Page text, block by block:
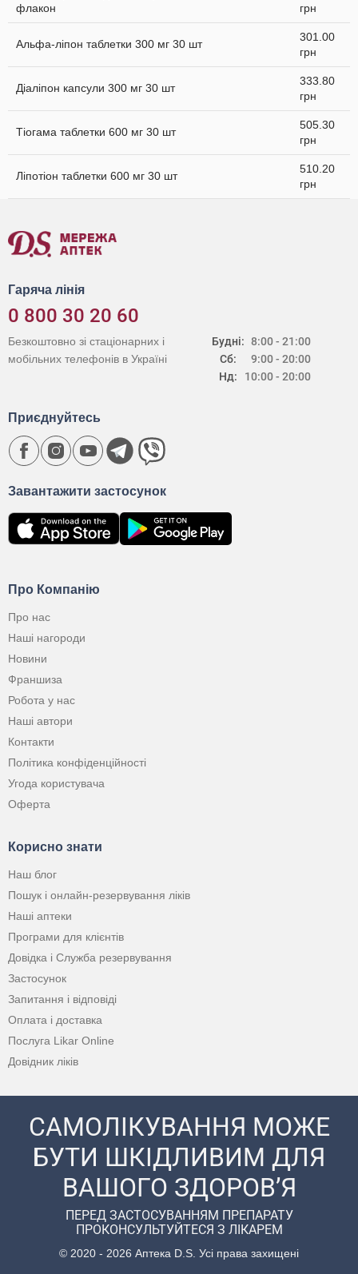
флакон
грн
Альфа-ліпон таблетки 300 мг 30 шт
301.00
грн
Діаліпон капсули 300 мг 30 шт
333.80
грн
Тіогама таблетки 600 мг 30 шт
505.30
грн
Ліпотіон таблетки 600 мг 30 шт
510.20
грн
Гаряча лінія
0 800 30 20 60
Будні:
Сб:
Нд:
8:00 - 21:00
9:00 - 20:00
10:00 - 20:00
Безкоштовно зі стаціонарних і
мобільних телефонів в Україні
Про Компанію
Про нас
Наші нагороди
Новини
Франшиза
Робота у нас
Наші автори
Контакти
Політика конфіденційності
Угода користувача
Оферта
Корисно знати
Наш блог
Пошук і онлайн-резервування ліків
Наші аптеки
Програми для клієнтів
Довідка і Служба резервування
Застосунок
Запитання і відповіді
Оплата і доставка
Послуга Likar Online
Довідник ліків
Завантажити застосунок
Приєднуйтесь
САМОЛІКУВАННЯ МОЖЕ
БУТИ ШКІДЛИВИМ ДЛЯ
ВАШОГО ЗДОРОВ’Я
ПЕРЕД ЗАСТОСУВАННЯМ ПРЕПАРАТУ
ПРОКОНСУЛЬТУЙТЕСЯ З ЛІКАРЕМ
© 2020 - 2026 Аптека D.S. Усі права захищені